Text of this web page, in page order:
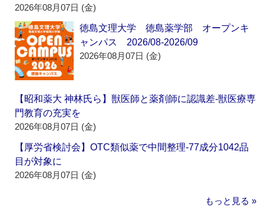
2026年08月07日 (金)
徳島文理大学 徳島薬学部 オープンキ
ャンパス 2026/08-2026/09
2026年08月07日 (金)
【昭和薬大 神林氏ら】獣医師と薬剤師に認識差‐獣医療専
門教育の充実を
2026年08月07日 (金)
【厚労省検討会】OTC類似薬で中間整理‐77成分1042品
目が対象に
2026年08月07日 (金)
もっと見る »